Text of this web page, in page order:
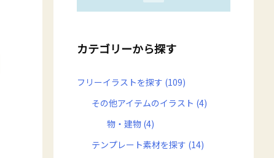
カテゴリーから探す
フリーイラストを探す (109)
その他アイテムのイラスト (4)
物・建物 (4)
テンプレート素材を探す (14)